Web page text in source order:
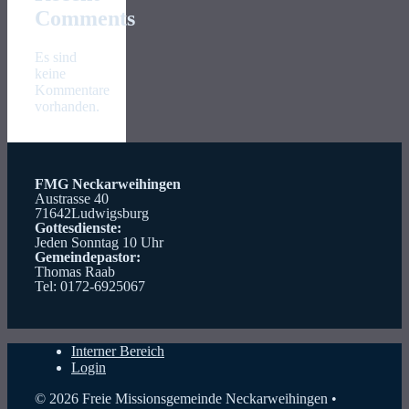
Comments
Es sind
keine
Kommentare
vorhanden.
FMG Neckarweihingen
Austrasse 40
71642Ludwigsburg
Gottesdienste:
Jeden Sonntag 10 Uhr
Gemeindepastor:
Thomas Raab
Tel: 0172-6925067
Interner Bereich
Login
© 2026 Freie Missionsgemeinde Neckarweihingen •